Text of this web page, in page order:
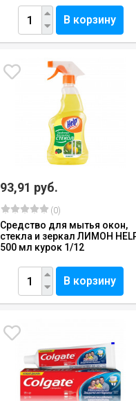
В корзину
93,91 руб.
(0)
Средство для мытья окон,
стекла и зеркал ЛИМОН
500 мл курок 1/12
В корзину